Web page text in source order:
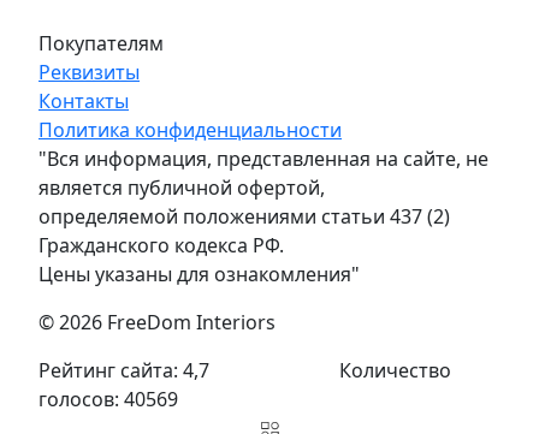
Покупателям
Реквизиты
Контакты
Политика конфиденциальности
"Вся информация, представленная на сайте, не
является публичной офертой,
определяемой положениями статьи 437 (2)
Гражданского кодекса РФ.
Цены указаны для ознакомления"
© 2026 FreeDom Interiors
Рейтинг сайта: 4,7
Количество
голосов: 40569